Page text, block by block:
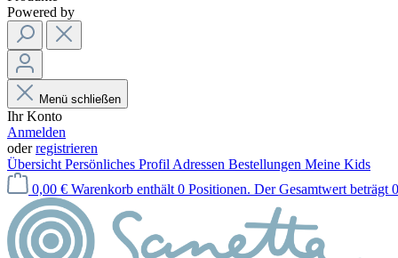
Powered by
Menü schließen
Ihr Konto
Anmelden
oderregistrieren
Übersicht Persönliches Profil Adressen Bestellungen Meine Kids
0,00 € Warenkorb enthält 0 Positionen. Der Gesamtwert beträgt